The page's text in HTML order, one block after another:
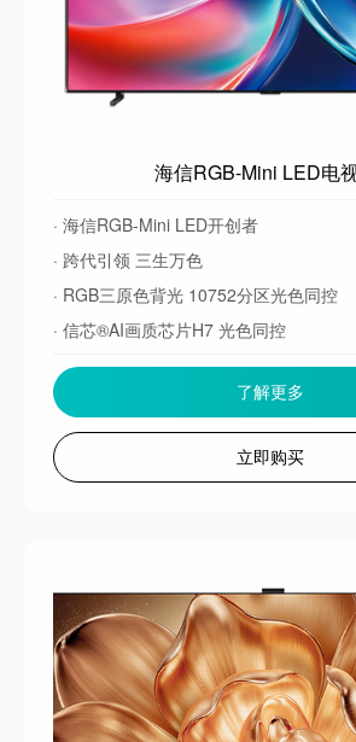
海信RGB-Mini LED电
· 海信RGB-Mini LED开创者
· 跨代引领 三生万色
· RGB三原色背光 10752分区光色同控
· 信芯®AI画质芯片H7 光色同控
· 黑曜屏Pro 极黑 极透 极亮
· 巴黎歌剧院 帝瓦雷音响 了解更多
立即购买